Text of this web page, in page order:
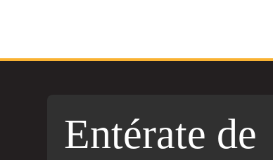
Entérate de